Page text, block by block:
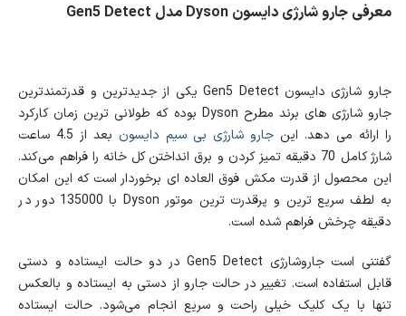
معرفی جارو شارژی دایسون Dyson مدل Gen5 Detect
جارو شارژی دایسون Gen5 Detect یکی از جدیدترین و قدرتمندترین
جارو شارژی های برند مطرح Dyson بوده که طولانی ترین زمان کارکرد
را ارائه می دهد. اینجارو شارژی بی سیم دایسون
بعد از 4.5 ساعت
شارژ کامل 70 دقیقه تمیز کردن و برق انداختن کل خانه را فراهم می‌کند.
این محصول از قدرت مکش فوق العاده ای برخوردار است که این امکان
به لطف سریع ترین و پرقدرت ترین موتور Dyson با 135000 دور در
دقیقه چرخش فراهم شده است.
گفتنی است جاروشارژی Gen5 Detect در دو حالت ایستاده و دستی
قابل استفاده است. تغییر در حالت جارو از دستی به ایستاده و بالعکس
تنها با یک کلیک خیلی راحت و سریع انجام می‌شود. حالت ایستاده